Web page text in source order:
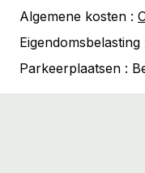
Algemene kosten :
Eigendomsbelasting
Parkeerplaatsen :